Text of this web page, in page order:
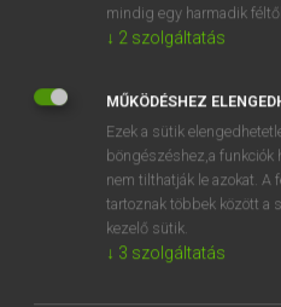
EURÓPAI UNIÓS
Kapcsolódó anyagok
aide compensatoire de la
mindig egy harmadik
↓ 2 szolgáltatás
MŰKÖDÉSHEZ
Ezek a sütik
böngészéshez,a funkciók
nem tilthatják le azokat.
tartoznak többek között a
kezelő sütik.
↓ 3 szolgáltatás